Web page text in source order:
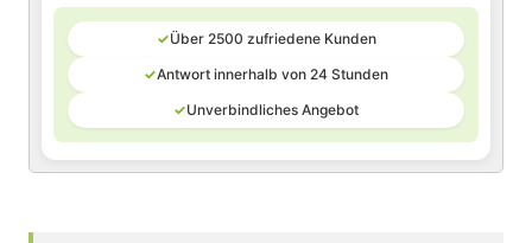
✓Über 2500 zufriedene Kunden
✓Antwort innerhalb von 24 Stunden
✓Unverbindliches Angebot